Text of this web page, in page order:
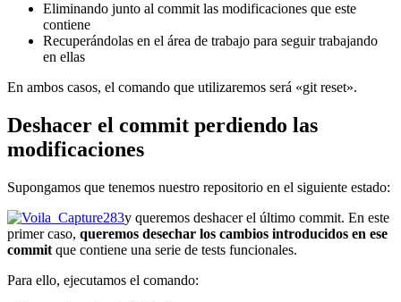
Eliminando junto al commit las modificaciones que este
contiene
Recuperándolas en el área de trabajo para seguir trabajando
en ellas
En ambos casos, el comando que utilizaremos será «git reset».
Deshacer el commit perdiendo las
modificaciones
Supongamos que tenemos nuestro repositorio en el siguiente estado:
y queremos deshacer el último commit. En este
primer caso, queremos desechar los cambios introducidos en ese
commit que contiene una serie de tests funcionales.
Para ello, ejecutamos el comando: